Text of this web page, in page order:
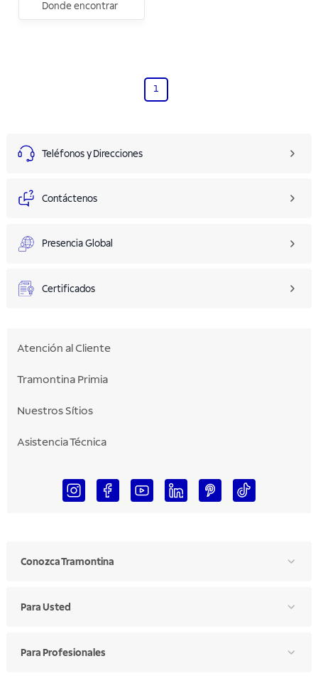
Donde encontrar
1
Teléfonos y Direcciones
Contáctenos
Presencia Global
Certificados
Atención al Cliente
Tramontina Primia
Nuestros Sítios
Asistencia Técnica
Conozca Tramontina
Para Usted
Para Profesionales